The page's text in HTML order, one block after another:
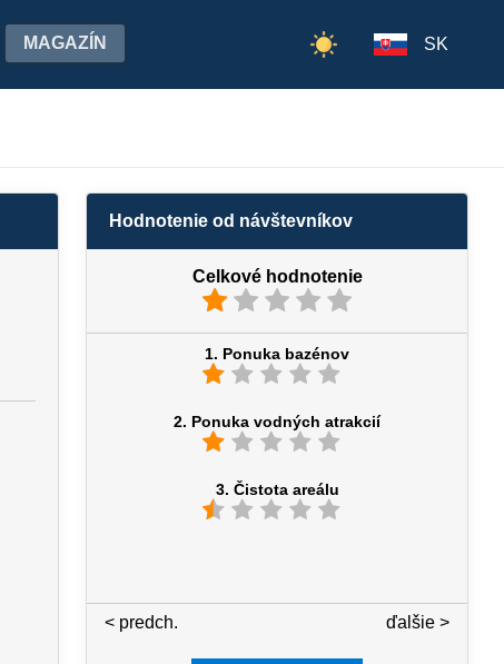
MAGAZÍN SK
Hodnotenie od návštevníkov
Celkové hodnotenie
1. Ponuka bazénov
2. Ponuka vodných atrakcií
3. Čistota areálu
ďalšie >
< predch.